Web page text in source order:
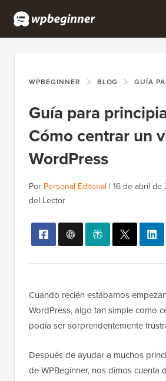
WPBEGINNER BLOG GUÍA
Guía para
Cómo centrar un
WordPress
Por Personal Editorial | 16 de abril de
del Lector
Cuando recién estábamos
WordPress, algo tan simple como
podía ser sorprendentemente
Después de ayudar a muchos
de WPBeginner, nos dimos cuenta